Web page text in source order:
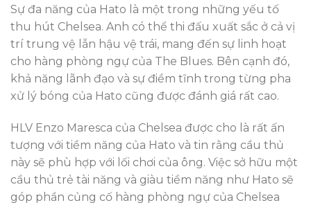
Sự đa năng của Hato là một trong những yếu tố
thu hút Chelsea. Anh có thể thi đấu xuất sắc ở cả vị
trí trung vệ lẫn hậu vệ trái, mang đến sự linh hoạt
cho hàng phòng ngự của The Blues. Bên cạnh đó,
khả năng lãnh đạo và sự điềm tĩnh trong từng pha
xử lý bóng của Hato cũng được đánh giá rất cao.
HLV Enzo Maresca của Chelsea được cho là rất ấn
tượng với tiềm năng của Hato và tin rằng cầu thủ
này sẽ phù hợp với lối chơi của ông. Việc sở hữu một
cầu thủ trẻ tài năng và giàu tiềm năng như Hato sẽ
góp phần củng cố hàng phòng ngự của Chelsea